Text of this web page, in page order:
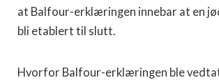
at Balfour-erklæringen innebar at en
bli etablert til slutt.
Hvorfor Balfour-erklæringen ble